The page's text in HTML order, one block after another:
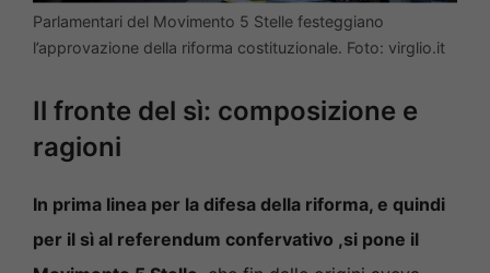
Parlamentari del Movimento 5 Stelle festeggiano
l’approvazione della riforma costituzionale. Foto: virglio.it
Il fronte del sì: composizione e
ragioni
In prima linea per la difesa della riforma, e quindi
per il sì al referendum confervativo ,si pone il